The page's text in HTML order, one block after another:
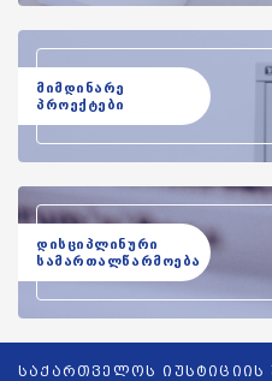
მიმდინარე
პროექტები
დისციპლინური
სამართალწარმოება
საქართველოს იუსტიციის